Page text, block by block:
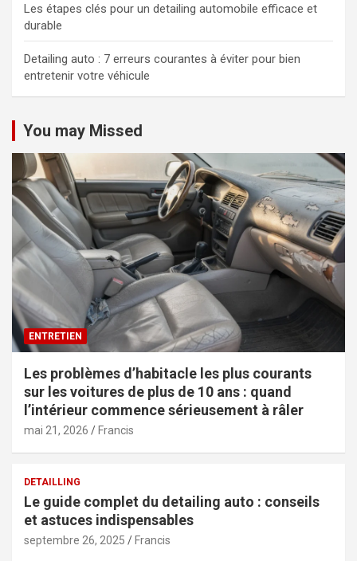
Les étapes clés pour un detailing automobile efficace et
durable
Detailing auto : 7 erreurs courantes à éviter pour bien
entretenir votre véhicule
You may Missed
ENTRETIEN
Les problèmes d’habitacle les plus courants
sur les voitures de plus de 10 ans : quand
l’intérieur commence sérieusement à râler
mai 21, 2026 Francis
DETAILLING
Le guide complet du detailing auto : conseils
et astuces indispensables
septembre 26, 2025 Francis